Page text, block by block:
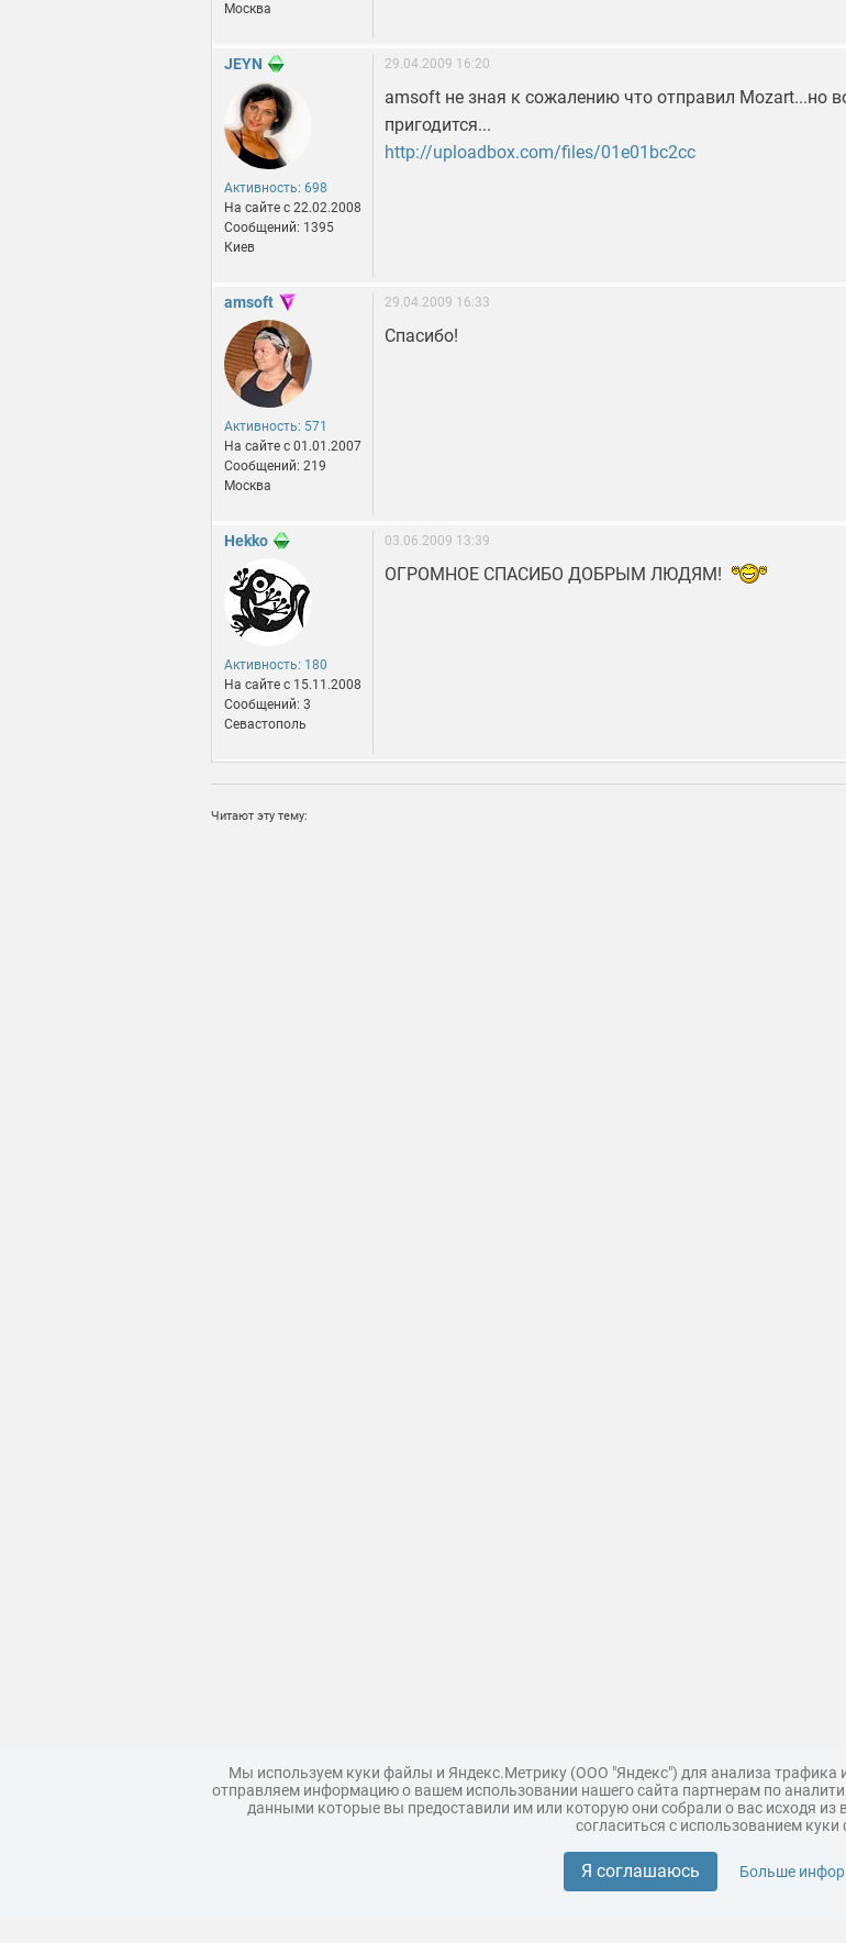
Москва
JEYN
Активность: 698
На сайте c 22.02.2008
Сообщений: 1395
Киев
29.04.2009 16:20
amsoft не зная к сожалению что отправил Mozart...но
пригодится...
http://uploadbox.com/files/01e01bc2cc
amsoft
Активность: 571
На сайте c 01.01.2007
Сообщений: 219
Москва
29.04.2009 16:33
Спасибо!
Hekko
Активность: 180
На сайте c 15.11.2008
Сообщений: 3
Севастополь
03.06.2009 13:39
ОГРОМНОЕ СПАСИБО ДОБРЫМ ЛЮДЯМ!
Читают эту тему:
Поддержка Царь 3D горы Мастер
Мы используем куки файлы и Яндекс.Метрику (ООО "Яндекс") для анализа
отправляем информацию о вашем использовании нашего сайта партнерам по
данными которые вы предоставили им или которую они собрали о вас исходя
согласиться с использованием куки
Я соглашаюсь Больше